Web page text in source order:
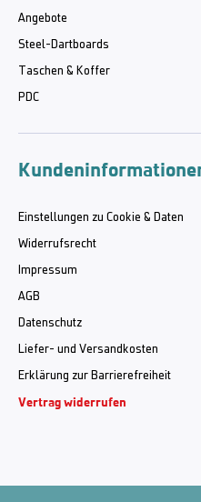
Angebote
Steel-Dartboards
Taschen & Koffer
PDC
Einstellungen zu Cookie & Daten
Widerrufsrecht
Impressum
AGB
Datenschutz
Liefer- und Versandkosten
Erklärung zur Barrierefreiheit
Vertrag widerrufen